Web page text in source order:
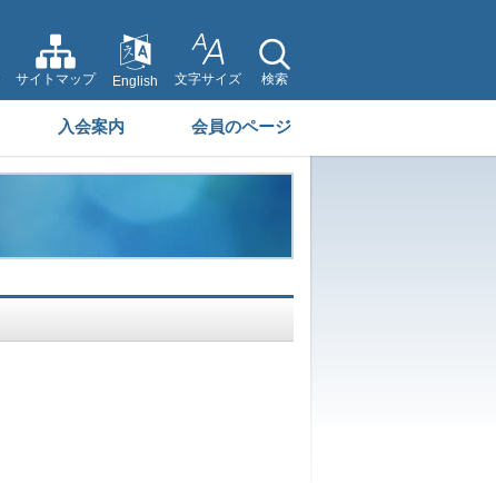
サイトマップ English 文字サイズ 検索
入会案内 会員のページ